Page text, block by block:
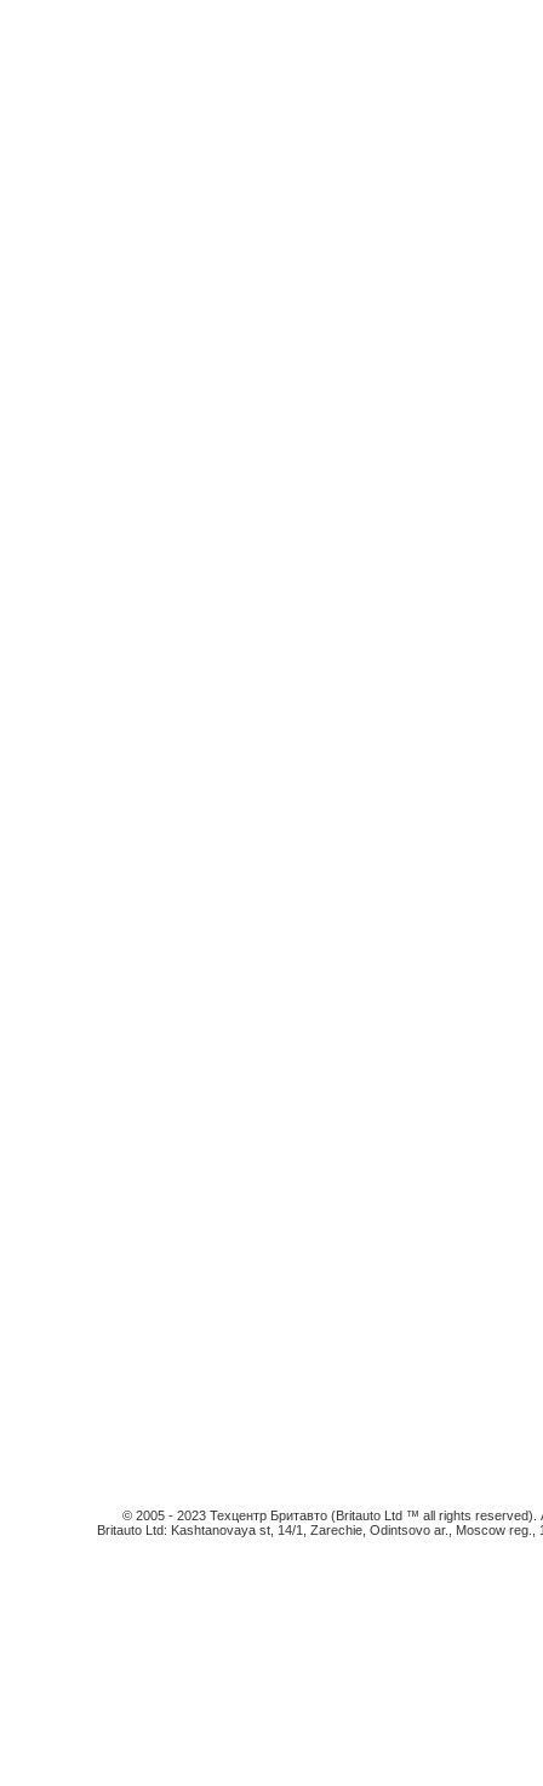
© 2005 - 2023 Техцентр Бритавто (Britauto Ltd ™ all rights
Britauto Ltd: Kashtanovaya st, 14/1, Zarechie, Odintsovo ar., Moscow